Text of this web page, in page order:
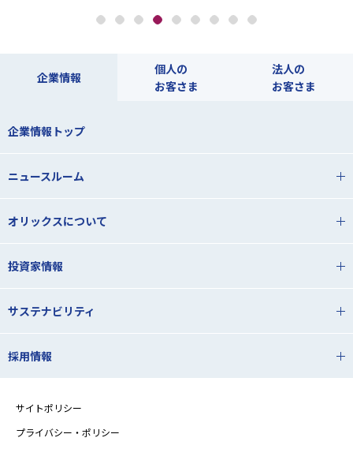
企業情報
個人の
お客さま
法人の
お客さま
企業情報トップ
ニュースルーム
オリックスについて
投資家情報
サステナビリティ
採用情報
サイトポリシー
プライバシー・ポリシー